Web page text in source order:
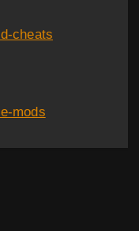
cheats
mods